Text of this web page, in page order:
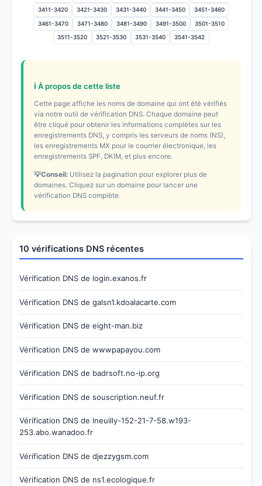
3411-3420 3421-3430 3431-3440 3441-3450 3451-3460
3461-3470 3471-3480 3481-3490 3491-3500 3501-3510
3511-3520 3521-3530 3531-3540 3541-3542
ℹ️ À propos de cette liste
Cette page affiche les noms de domaine qui ont été vérifiés
via notre outil de vérification DNS. Chaque domaine peut
être cliqué pour obtenir les informations complètes sur les
enregistrements DNS, y compris les serveurs de noms (NS),
les enregistrements MX pour le courrier électronique, les
enregistrements SPF, DKIM, et plus encore.
💡Conseil:Utilisez la pagination pour explorer plus de
domaines. Cliquez sur un domaine pour lancer une
vérification DNS complète.
10 vérifications DNS récentes
Vérification DNS de login.exanos.fr
Vérification DNS de galsn1.kdoalacarte.com
Vérification DNS de eight-man.biz
Vérification DNS de wwwpapayou.com
Vérification DNS de badrsoft.no-ip.org
Vérification DNS de souscription.neuf.fr
Vérification DNS de lneuilly-152-21-7-58.w193-
253.abo.wanadoo.fr
Vérification DNS de djezzygsm.com
Vérification DNS de ns1.ecologique.fr